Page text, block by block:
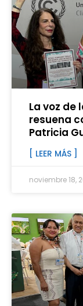
La voz de
resuena
Patricia
[ LEER MÁS ]
noviembre 18,